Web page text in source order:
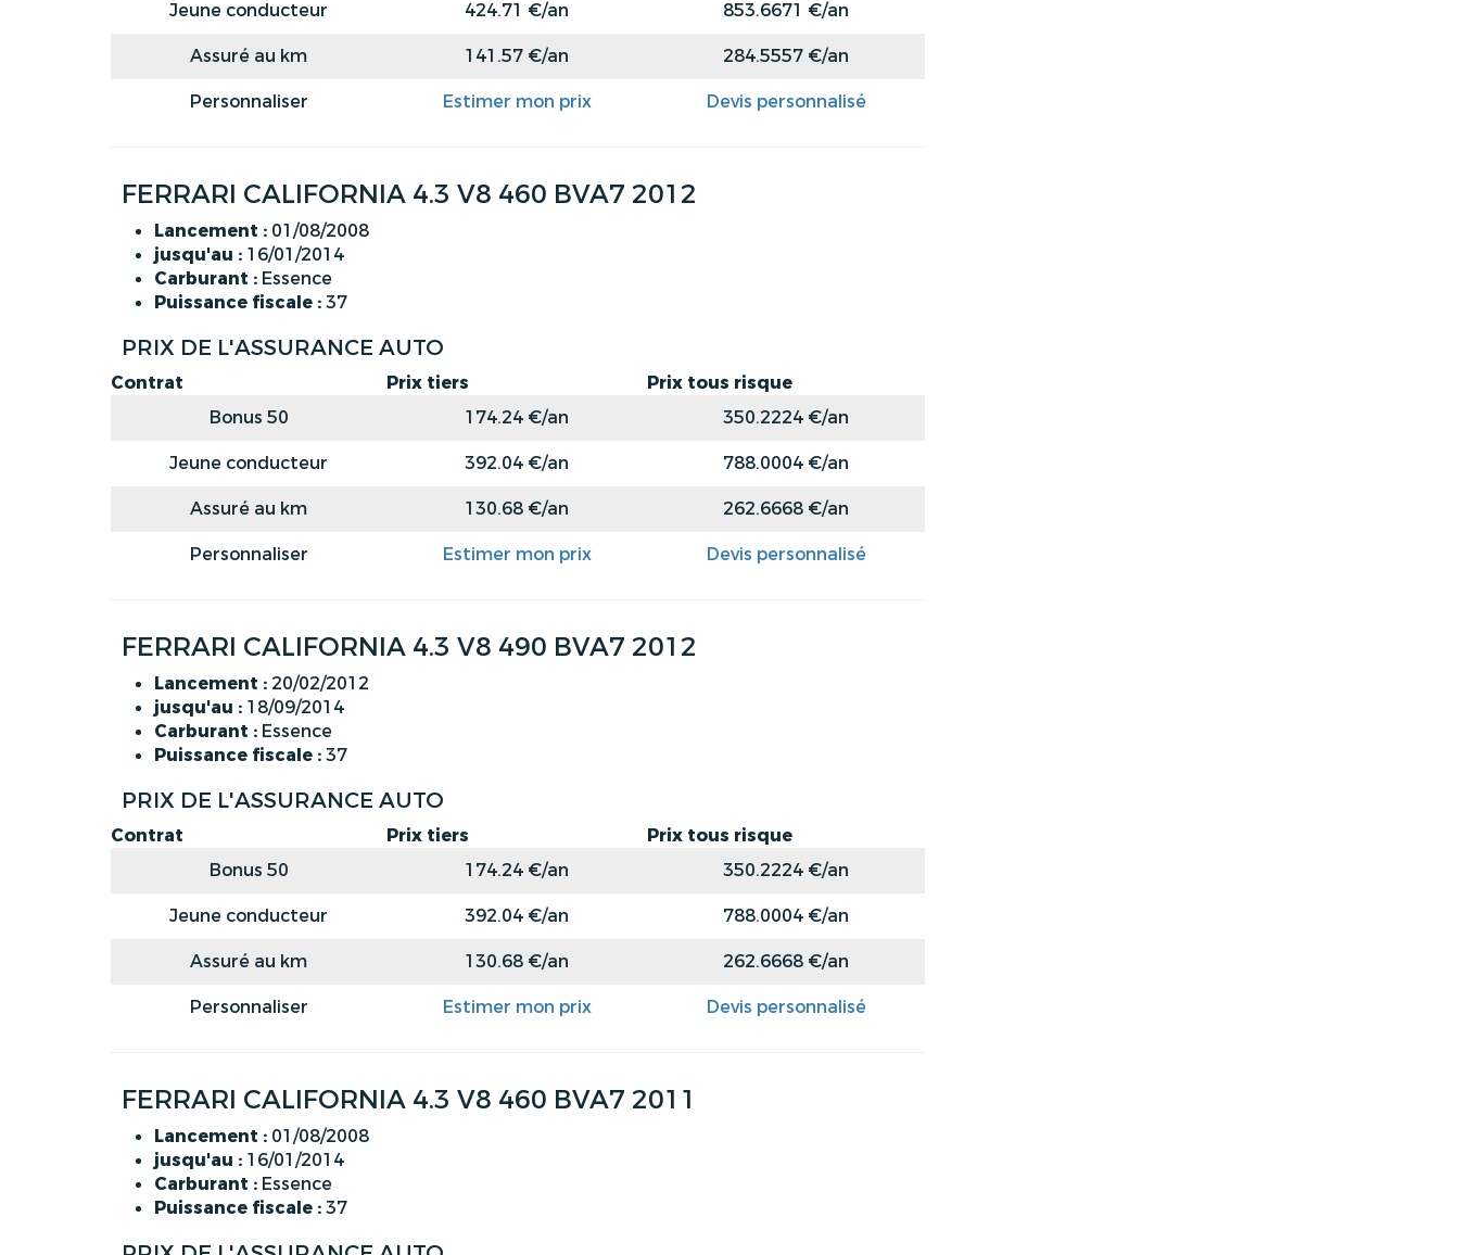
Jeune conducteur
424.71 €/an
853.6671 €/an
Assuré au km
141.57 €/an
284.5557 €/an
Personnaliser
Estimer mon prix Devis personnalisé
FERRARI CALIFORNIA 4.3 V8 460 BVA7 2012
Lancement : 01/08/2008
jusqu'au : 16/01/2014
Carburant : Essence
Puissance fiscale :37
PRIX DE L'ASSURANCE AUTO
Contrat Prix tiers
Prix tous risque
Bonus 50
174.24 €/an
350.2224 €/an
Jeune conducteur
392.04 €/an
788.0004 €/an
Assuré au km
130.68 €/an
262.6668 €/an
Personnaliser
Estimer mon prix Devis personnalisé
FERRARI CALIFORNIA 4.3 V8 490 BVA7 2012
Lancement : 20/02/2012
jusqu'au : 18/09/2014
Carburant : Essence
Puissance fiscale :37
PRIX DE L'ASSURANCE AUTO
Contrat Prix tiers
Prix tous risque
Bonus 50
174.24 €/an
350.2224 €/an
Jeune conducteur
392.04 €/an
788.0004 €/an
Assuré au km
130.68 €/an
262.6668 €/an
Personnaliser
Estimer mon prix Devis personnalisé
FERRARI CALIFORNIA 4.3 V8 460 BVA7 2011
Lancement : 01/08/2008
jusqu'au : 16/01/2014
Carburant : Essence
Puissance fiscale :37